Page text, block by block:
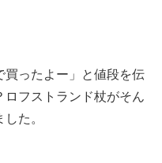
買ったよー」と値段を伝
ロフストランド杖がそん
た。